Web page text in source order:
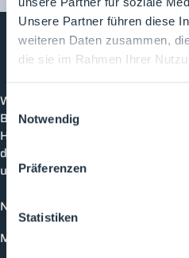
Unsere Partner führen diese
weiteren Daten zusammen,
die sie im Rahmen Ihrer
Einwilligungsauswahl
Notwendig
Präferenzen
Statistiken
Willkommen bei
Branchenplattform für Reinraum
Hier bleibst du immer auf dem
dich mit anderen verknüpfen und
und Events der Branche entdecken.
News
Mediathek